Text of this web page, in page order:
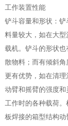
工作装置性能
铲斗容量和形状：
料量较大，如在大
载机。铲斗的形状
散物料；而有倾斜
更有优势，如在清理
动臂和摇臂的强度
工作时的各种载荷
板焊接的箱型结构